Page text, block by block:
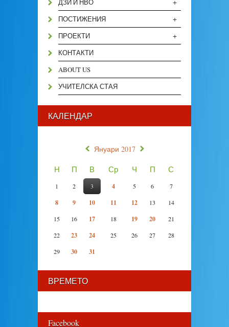
ДЗИ И НВО
+
ПОСТИЖЕНИЯ
+
ПРОЕКТИ
КОНТАКТИ
ABOUT US
УЧИТЕЛСКА СТАЯ
КАЛЕНДАР
« Януари 2017 »
Н П В Ср Ч П С
1 2 3 4 5 6 7
8 9 10 11 12 13
14
15
16 17 18 19 20
21
22
23 24 25 26 27
28
29
30 31
ВРЕМЕТО
Facebook